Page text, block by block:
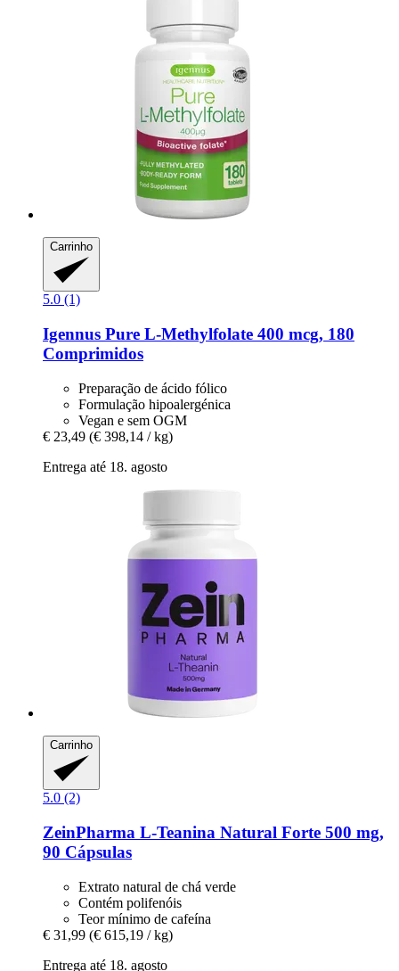
Carrinho
5.0 (1)
Igennus Pure L-​Methylfolate 400 mcg, 180
Comprimidos
Preparação de ácido fólico
Formulação hipoalergénica
Vegan e sem OGM
€ 23,49 (€ 398,14 / kg)
Entrega até 18. agosto
Carrinho
5.0 (2)
ZeinPharma L-​Teanina Natural Forte 500 mg,
90 Cápsulas
Extrato natural de chá verde
Contém polifenóis
Teor mínimo de cafeína
€ 31,99 (€ 615,19 / kg)
Entrega até 18. agosto